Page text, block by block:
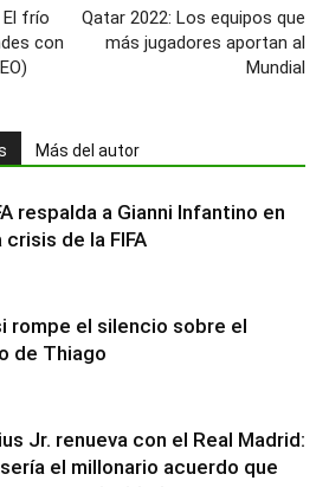
frío
con
Qatar 2022: Los equipos que
más jugadores aportan al
Mundial
Más del autor
respalda a Gianni Infantino en
crisis de la FIFA
rompe el silencio sobre el
de Thiago
Jr. renueva con el Real Madrid:
el millonario acuerdo que